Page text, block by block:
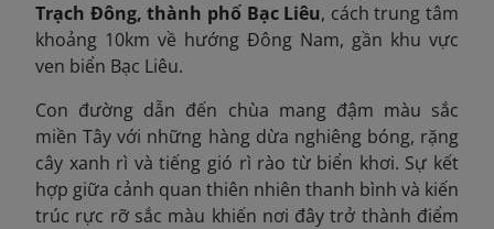
Trạch Đông, thành phố Bạc Liêu, cách trung tâm
khoảng 10km về hướng Đông Nam, gần khu vực
ven biển Bạc Liêu.
Con đường dẫn đến chùa mang đậm màu sắc
miền Tây với những hàng dừa nghiêng bóng, rặng
cây xanh rì và tiếng gió rì rào từ biển khơi. Sự kết
hợp giữa cảnh quan thiên nhiên thanh bình và kiến
trúc rực rỡ sắc màu khiến nơi đây trở thành điểm